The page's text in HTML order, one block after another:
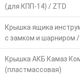
(для КПП-14) / ZTD
Крышка ящика
с замком и шарниром
Крышка АКБ Камаз
(пластмассовая)